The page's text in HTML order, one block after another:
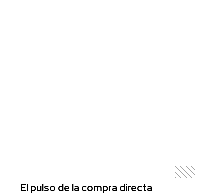
El pulso de la compra directa